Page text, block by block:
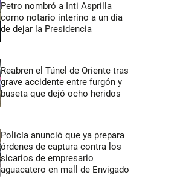
Petro nombró a Inti Asprilla
como notario interino a un día
de dejar la Presidencia
Reabren el Túnel de Oriente tras
grave accidente entre furgón y
buseta que dejó ocho heridos
Policía anunció que ya prepara
órdenes de captura contra los
sicarios de empresario
aguacatero en mall de Envigado